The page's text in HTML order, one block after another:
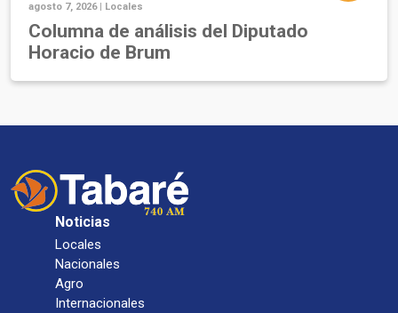
agosto 7, 2026 | Locales
Columna de análisis del Diputado
Horacio de Brum
Noticias
Locales
Nacionales
Agro
Internacionales